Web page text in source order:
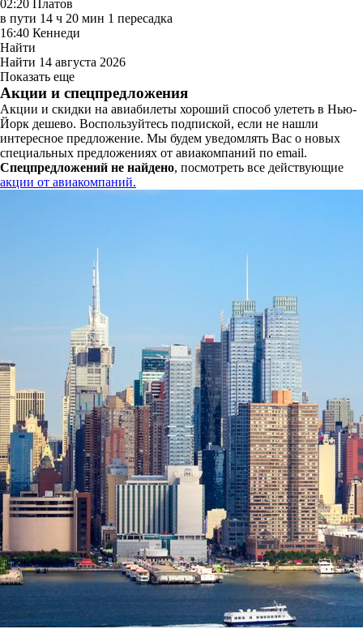
02:20
Платов
в пути 14 ч 20 мин 1 пересадка
16:40 Кеннеди
Найти
Найти 14 августа 2026
Показать еще
Акции и спецпредложения
Акции и скидки на авиабилеты хороший способ улететь в Нью-
Йорк дешево. Воспользуйтесь подпиской, если не нашли
интересное предложение. Мы будем уведомлять Вас о новых
специальных предложениях от авиакомпаний по email.
Спецпредложений не найдено, посмотреть все действующие
акции от авиакомпаний.